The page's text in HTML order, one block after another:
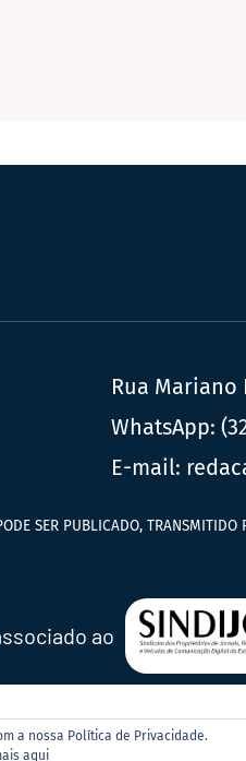
Rua
WhatsApp:
E-mail:
a nossa Política de Privacidade.
aqui
SER PUBLICADO,
ao